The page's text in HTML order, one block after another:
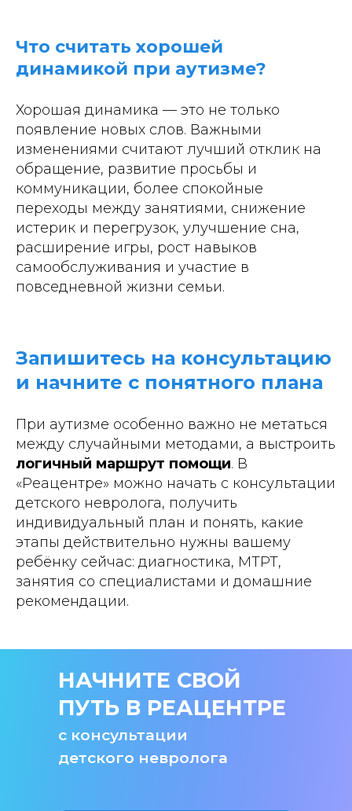
Что считать хорошей
динамикой при аутизме?
Хорошая динамика — это не только
появление новых слов. Важными
изменениями считают лучший отклик на
обращение, развитие просьбы и
коммуникации, более спокойные
переходы между занятиями, снижение
истерик и перегрузок, улучшение сна,
расширение игры, рост навыков
самообслуживания и участие в
повседневной жизни семьи.
Запишитесь на консультацию
и начните с понятного плана
При аутизме особенно важно не метаться
между случайными методами, а выстроить
логичный маршрут помощи. В
«Реацентре» можно начать с консультации
детского невролога, получить
индивидуальный план и понять, какие
этапы действительно нужны вашему
ребёнку сейчас: диагностика, МТРТ,
занятия со специалистами и домашние
рекомендации.
НАЧНИТЕ СВОЙ
ПУТЬ В РЕАЦЕНТРЕ
с консультации
детского невролога